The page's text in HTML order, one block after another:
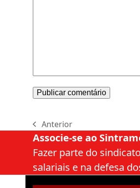
previous
post:
Anterior
Associe-se ao
Fazer parte do
salariais e na defesa